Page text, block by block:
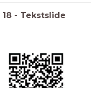
18 - Tekstslide